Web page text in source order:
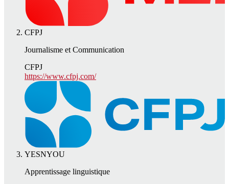
CFPJ
Journalisme et Communication
CFPJ
https://www.cfpj.com/
YESNYOU
Apprentissage linguistique